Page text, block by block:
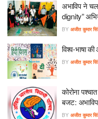
अभाविप ने
dignity”
BY अजीत कुमार
विश्व-भाषा
BY अजीत कुमार
कोरोना
बजट: अभाविप
BY अजीत कुमार